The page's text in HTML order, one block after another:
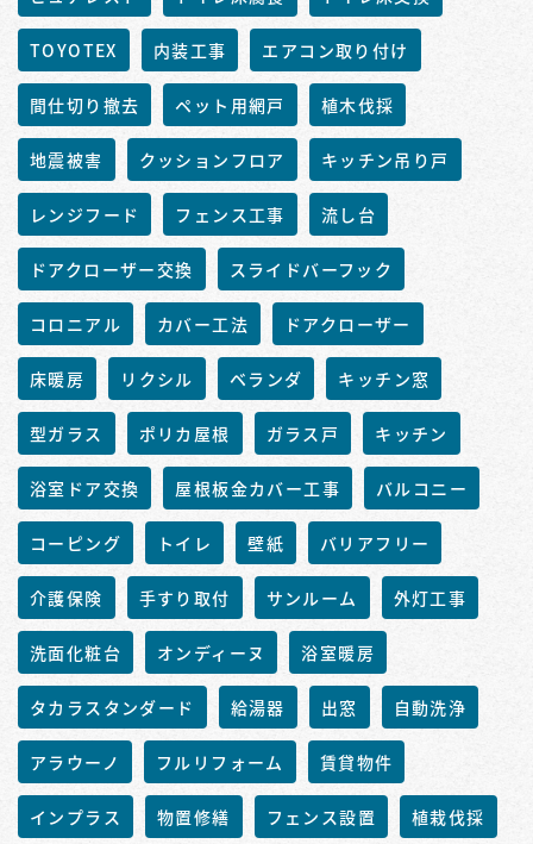
TOYOTEX 内装工事 エアコン取り付け
間仕切り撤去 ペット用網戸 植木伐採
地震被害 クッションフロア キッチン吊り戸
レンジフード フェンス工事 流し台
ドアクローザー交換 スライドバーフック
コロニアル カバー工法 ドアクローザー
床暖房 リクシル ベランダ キッチン窓
型ガラス ポリカ屋根 ガラス戸 キッチン
浴室ドア交換 屋根板金カバー工事 バルコニー
コーピング トイレ 壁紙 バリアフリー
介護保険 手すり取付 サンルーム 外灯工事
洗面化粧台 オンディーヌ 浴室暖房
タカラスタンダード 給湯器 出窓 自動洗浄
アラウーノ フルリフォーム 賃貸物件
インプラス 物置修繕 フェンス設置 植栽伐採